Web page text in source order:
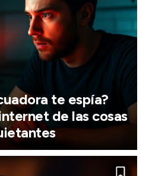
te espía?
de las cosas